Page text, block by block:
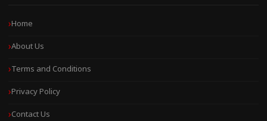
Home
About Us
Terms and Conditions
Privacy Policy
Contact Us